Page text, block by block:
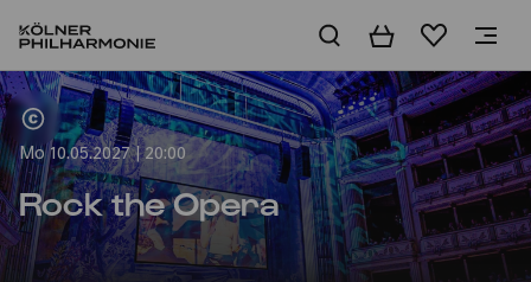
WarenkorbMerkliste
Home
Mo 10.05.2027 | 20:00
Rock the Opera